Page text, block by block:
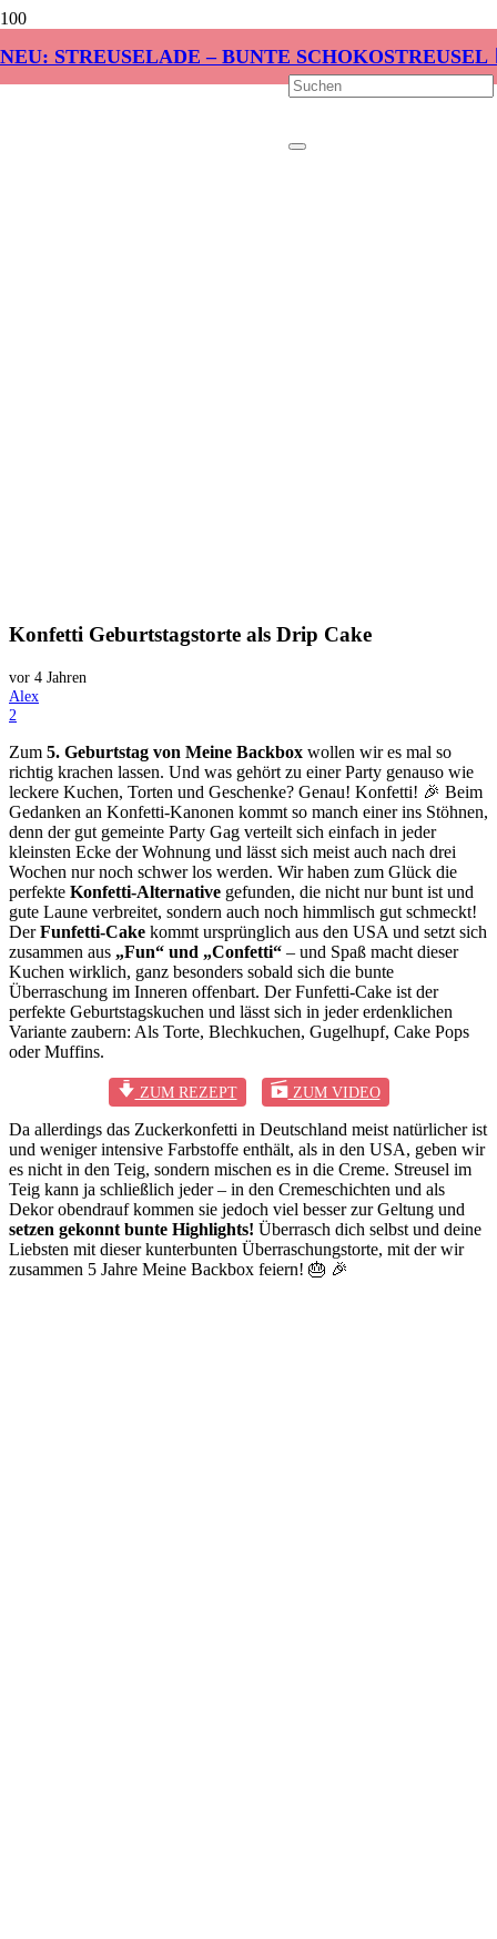
NEU: STREUSELADE – BUNTE SCHOKOSTREUSEL
Konfetti Geburtstagstorte als Drip Cake
vor 4 Jahren
Alex
2
Zum 5. Geburtstag von Meine Backbox wollen wir es mal so
richtig krachen lassen. Und was gehört zu einer Party genauso wie
leckere Kuchen, Torten und Geschenke? Genau! Konfetti! 🎉 Beim
Gedanken an Konfetti-Kanonen kommt so manch einer ins Stöhnen,
denn der gut gemeinte Party Gag verteilt sich einfach in jeder
kleinsten Ecke der Wohnung und lässt sich meist auch nach drei
Wochen nur noch schwer los werden. Wir haben zum Glück die
perfekte Konfetti-Alternative gefunden, die nicht nur bunt ist und
gute Laune verbreitet, sondern auch noch himmlisch gut schmeckt!
DerFunfetti-Cake kommt ursprünglich aus den USA und setzt sich
zusammen aus „Fun“ und „Confetti“ – und Spaß macht dieser
Kuchen wirklich, ganz besonders sobald sich die bunte
Überraschung im Inneren offenbart. Der Funfetti-Cake ist der
perfekte Geburtstagskuchen und lässt sich in jeder erdenklichen
Variante zaubern: Als Torte, Blechkuchen, Gugelhupf, Cake Pops
oder Muffins.
ZUM REZEPT ZUM VIDEO
Da allerdings das Zuckerkonfetti in Deutschland meist natürlicher ist
und weniger intensive Farbstoffe enthält, als in den USA, geben wir
es nicht in den Teig, sondern mischen es in die Creme. Streusel im
Teig kann ja schließlich jeder – in den Cremeschichten und als
Dekor obendrauf kommen sie jedoch viel besser zur Geltung und
setzen gekonnt bunte Highlights! Überrasch dich selbst und deine
Liebsten mit dieser kunterbunten Überraschungstorte, mit der wir
zusammen 5 Jahre Meine Backbox feiern! 🎂 🎉